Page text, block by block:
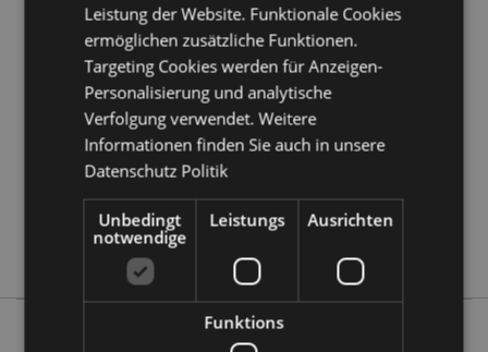
Produktattribute
Information
Höhe 12cm Breite 5cm Tiefe 3.5cm
5055071506864
72
0.233000
Keine
Keine
Leistung der Website. Funktionale Cookies
ermöglichen zusätzliche Funktionen.
Targeting Cookies werden für Anzeigen-
Personalisierung und analytische
Verfolgung verwendet. Weitere
Informationen finden Sie auch in unsere
Datenschutz Politik
Unbedingt
notwendige
Leistungs Ausrichten
Funktions